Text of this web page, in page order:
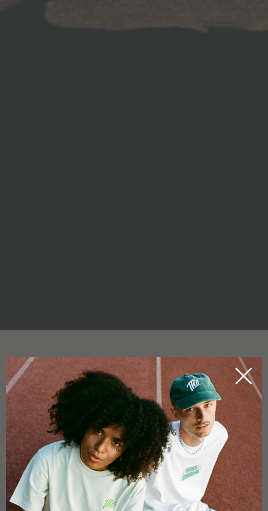
HACHÍS DE CBD
HOME CBDICTIONARY
El hachís de CBD es unextracto rico en CBD, que se ha
hecho completamente de flores decáñamo industrial
certificadas por la UE. El hachís de CBD contiene el
espectro
completo de cannabinoides, incluidos terpenos
, flavonoides,
el propio CBD, CBDa, CBDV y CBG. Hace mucho tiempo que no
existe una tienda legal y oficial donde se puede comprar CBD.